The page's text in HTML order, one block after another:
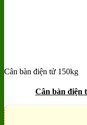
Add to wishlist
Cân bàn điện tử 150kg
Cân bàn điện